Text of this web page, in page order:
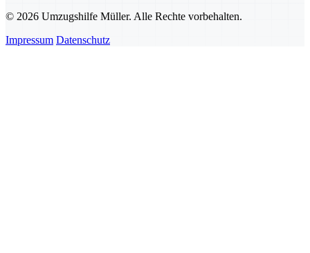
© 2026 Umzugshilfe Müller. Alle Rechte vorbehalten.
Impressum Datenschutz